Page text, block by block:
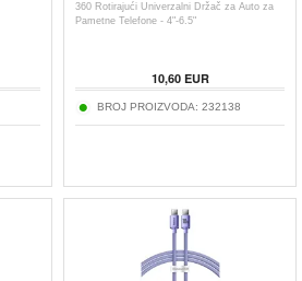
360 Rotirajući Univerzalni Držač za Auto za
Pametne Telefone - 4"-6.5"
10,60EUR
BROJ PROIZVODA: 232138